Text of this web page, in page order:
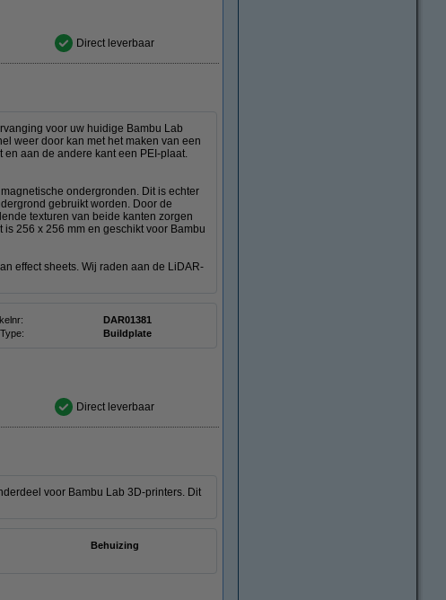
Direct leverbaar
voor uw huidige Bambu Lab
weer door kan met het maken van een
aan de andere kant een PEI-plaat.
ondergronden. Dit is echter
gebruikt worden. Door de
texturen van beide kanten zorgen
256 x 256 mm en geschikt voor Bambu
effect sheets. Wij raden aan de LiDAR-
DAR01381
Buildplate
Direct leverbaar
voor Bambu Lab 3D-printers. Dit
Behuizing